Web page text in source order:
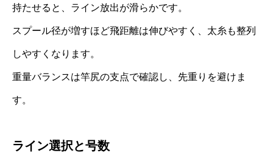
持たせると、ライン放出が滑らかです。
スプール径が増すほど飛距離は伸びやすく、太糸も整列
しやすくなります。
重量バランスは竿尻の支点で確認し、先重りを避けま
す。
ライン選択と号数